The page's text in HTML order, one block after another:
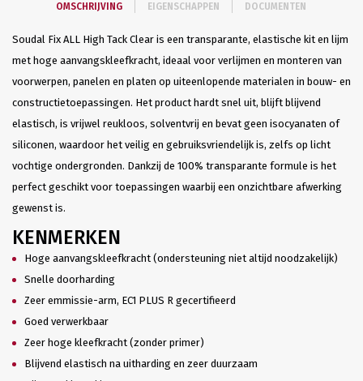
OMSCHRIJVING EIGENSCHAPPEN DOCUMENTEN
Soudal Fix ALL High Tack Clear is een transparante, elastische kit en lijm
met hoge aanvangskleefkracht, ideaal voor verlijmen en monteren van
voorwerpen, panelen en platen op uiteenlopende materialen in bouw- en
constructietoepassingen. Het product hardt snel uit, blijft blijvend
elastisch, is vrijwel reukloos, solventvrij en bevat geen isocyanaten of
siliconen, waardoor het veilig en gebruiksvriendelijk is, zelfs op licht
vochtige ondergronden. Dankzij de 100% transparante formule is het
perfect geschikt voor toepassingen waarbij een onzichtbare afwerking
gewenst is.
KENMERKEN
Hoge aanvangskleefkracht (ondersteuning niet altijd noodzakelijk)
Snelle doorharding
Zeer emmissie-arm, EC1 PLUS R gecertifieerd
Goed verwerkbaar
Zeer hoge kleefkracht (zonder primer)
Blijvend elastisch na uitharding en zeer duurzaam